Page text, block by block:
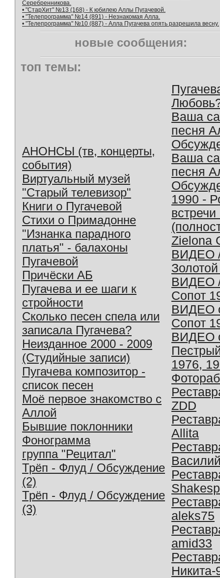
Серебренникова.
• "СтарХит" №13 (168) - К юбилею Аллы Пугачевой.
• "Телепрограмма" №14 (891) - Незнакомая Алла.
• "Телепрограмма" №10 (887) - Алла Пугачева опять разрешила весну.
новые сообщения:
топ темы:
АНОНСЫ (тв, концерты,
события)
Виртуальный музей
"Старый телевизор"
Книги о Пугачевой
Стихи о Примадонне
"Изнанка парадного
платья" - балахоны
Пугачевой
Причёски АБ
Пугачева и ее шаги к
стройности
Сколько песен спела или
записала Пугачева?
Неизданное 2000 - 2009
(Студийные записи)
Пугачева композитор -
список песен
Моё первое знакомство с
Аллой
Бывшие поклонники
Фонограмма
группа "Рецитал"
Трёп - Флуд / Обсуждение
(2)
Трёп - Флуд / Обсуждение
(3)
Ваша
песня
Ваша
песня
1990 -
Zielona
ВИДЕО
ВИДЕО
Сопот
ВИДЕО
Сопот
ВИДЕО
1976,
ZDD
Allita
aleks75
amid33
Никита-